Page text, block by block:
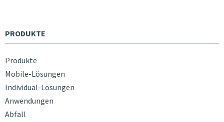
PRODUKTE
Produkte
Mobile-Lösungen
Individual-Lösungen
Anwendungen
Abfall